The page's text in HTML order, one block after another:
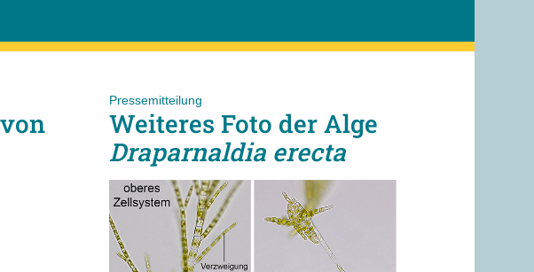
Pressemitteilung
Weiteres Foto der Alge
Draparnaldia erecta